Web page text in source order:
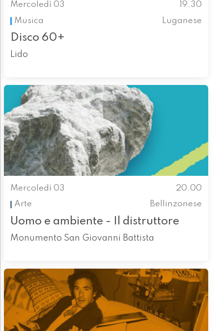
Mercoledì 03
19.30
Musica
Luganese
Disco 60+
Lido
Mercoledì 03
20.00
Arte
Bellinzonese
Uomo e ambiente - Il distruttore
Monumento San Giovanni Battista